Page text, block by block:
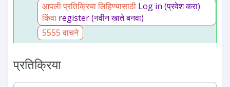
आपली प्रतिक्रिया लिहिण्यासाठी Log in (प्रवेश करा)
किंवा register (नवीन खाते बनवा)
5555 वाचने
प्रतिक्रिया